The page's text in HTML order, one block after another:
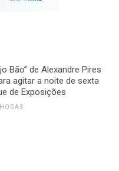
Bão” de Alexandre Pires
agitar a noite de sexta
de Exposições